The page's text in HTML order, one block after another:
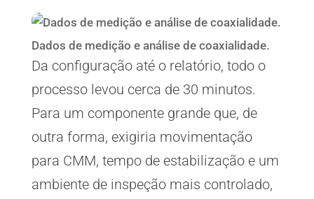
Dados de medição e análise de coaxialidade.
Da configuração até o relatório, todo o
processo levou cerca de 30 minutos.
Para um componente grande que, de
outra forma, exigiria movimentação
para CMM, tempo de estabilização e um
ambiente de inspeção mais controlado,